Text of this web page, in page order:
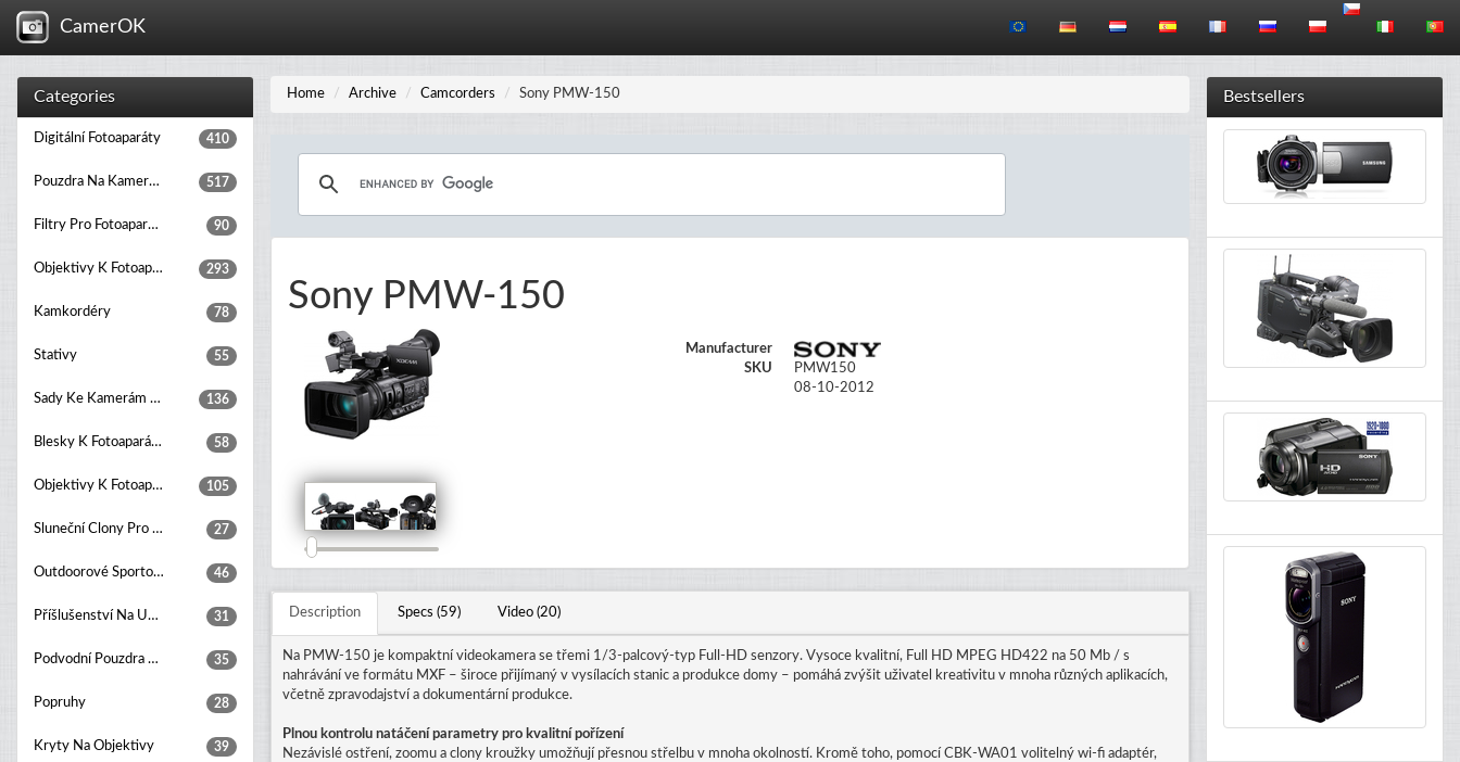
CamerOK
Home Archive Camcorders Sony PMW-150
Sony PMW-150
Manufacturer
SKU
PMW150
08-10-2012
Description Specs (59) Video (20)
Na PMW-150 je kompaktní videokamera se třemi 1/3-palcový-typ Full-HD senzory. Vysoce kvalitní, Full HD MPEG HD422 na 50 Mb / s
nahrávání ve formátu MXF – široce přijímaný v vysílacích stanic a produkce domy – pomáhá zvýšit uživatel kreativitu v mnoha různých aplikacích,
včetně zpravodajství a dokumentární produkce.
Plnou kontrolu natáčení parametry pro kvalitní pořízení
Nezávislé ostření, zoomu a clony kroužky umožňují přesnou střelbu v mnoha okolností. Kromě toho, pomocí CBK-WA01 volitelný wi-fi adaptér,
Categories
Digitální Fotoaparáty 410
Pouzdra Na Kamery A Fotoaparáty 517
Filtry Pro Fotoaparáty 90
Objektivy K Fotoaparátům 293
Kamkordéry 78
Stativy 55
Sady Ke Kamerám A Fotoaparátům 136
Blesky K Fotoaparátům 58
Objektivy K Fotoaparátům 105
Sluneční Clony Pro Objektivy 27
Outdoorové Sportovní Kamery 46
Příšlušenství Na Upevňování Kamer 31
Podvodní Pouzdra Pro Fotoaparáty 35
Popruhy 28
Kryty Na Objektivy 39
Bestsellers